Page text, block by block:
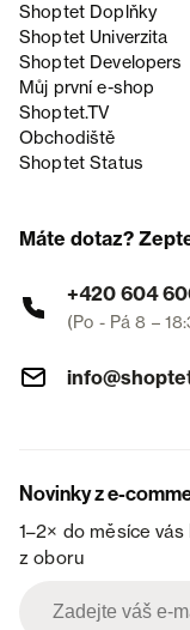
Shoptet Doplňky
Shoptet Univerzita
Shoptet Developers
Můj první e-shop
Shoptet.TV
Obchodiště
Shoptet Status
Máte dotaz?
+420 604
(Po - Pá 8 –
Novinky z e-
1–2× do měsíce
z oboru